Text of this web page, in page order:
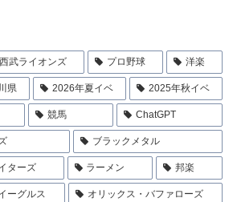
武ライオンズ プロ野球 洋楽
県 2026年夏イベ 2025年秋イベ
競馬 ChatGPT
ブラックメタル
ターズ ラーメン 邦楽
ーグルス オリックス・バファローズ